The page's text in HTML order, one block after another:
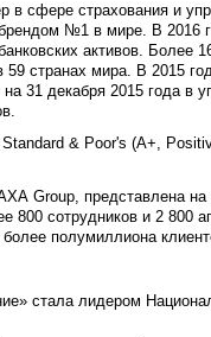
сфере страхования и
№1 в мире. В 2016
активов. Более
59 странах мира. В 2015
31 декабря 2015 года в
& Poor's (А+,
Group, представлена на
800 сотрудников и 2 800
полумиллиона
стала лидером